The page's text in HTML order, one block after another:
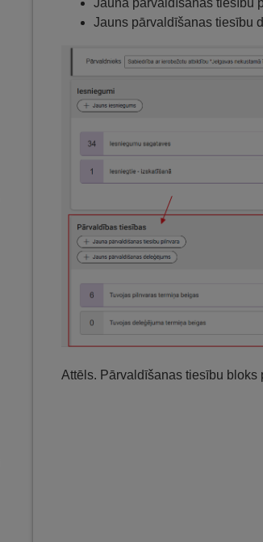
Jauns pārvaldīšanas tiesību
Attēls. Pārvaldīšanas tiesību bloks